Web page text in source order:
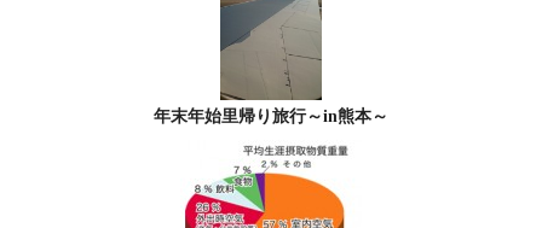
年末年始里帰り旅行～in熊本～